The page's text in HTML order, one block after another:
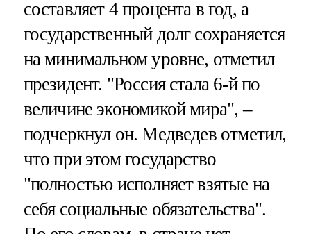
составляет 4 процента в год, а
государственный долг сохраняется
на минимальном уровне, отметил
президент. "Россия стала 6-й по
величине экономикой мира", –
подчеркнул он. Медведев отметил,
что при этом государство
"полностью исполняет взятые на
себя социальные обязательства".